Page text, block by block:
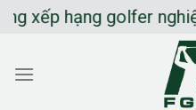
Chuyển
dung
hạng golfer nghiệp dư